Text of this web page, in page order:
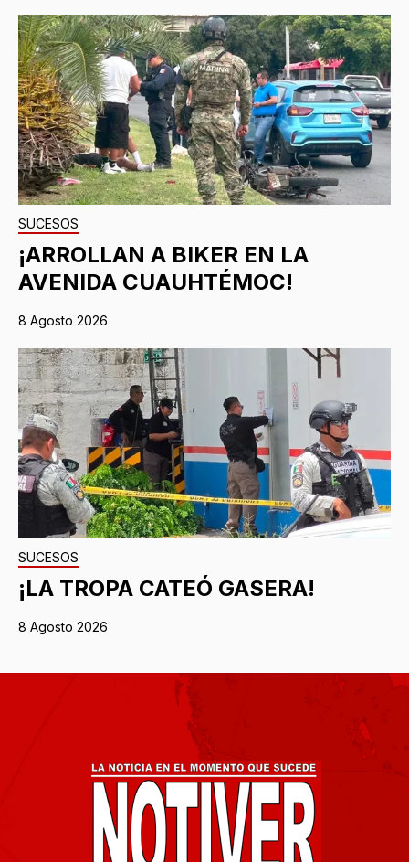
SUCESOS
¡ARROLLAN A BIKER EN LA
AVENIDA CUAUHTÉMOC!
8 Agosto 2026
SUCESOS
¡LA TROPA CATEÓ GASERA!
8 Agosto 2026